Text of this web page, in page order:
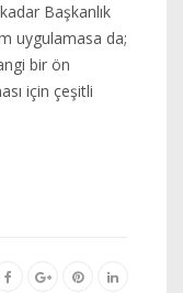
Başkanlık
uygulamasa da;
bir ön
için çeşitli